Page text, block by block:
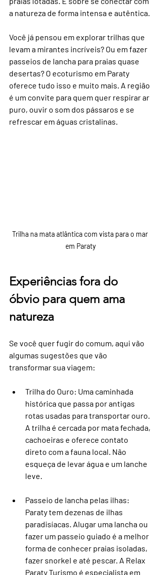
a natureza de forma intensa e autêntica.
Você já pensou em explorar trilhas que
levam a mirantes incríveis? Ou em fazer
passeios de lancha para praias quase
desertas? O ecoturismo em Paraty
oferece tudo isso e muito mais. A região
é um convite para quem quer respirar ar
puro, ouvir o som dos pássaros e se
refrescar em águas cristalinas.
Trilha na mata atlântica com vista para o mar
em Paraty
Experiências fora do
óbvio para quem ama
natureza
Se você quer fugir do comum, aqui vão
algumas sugestões que vão
transformar sua viagem:
Trilha do Ouro: Uma caminhada
histórica que passa por antigas
rotas usadas para transportar ouro.
A trilha é cercada por mata fechada,
cachoeiras e oferece contato
direto com a fauna local. Não
esqueça de levar água e um lanche
leve.
Passeio de lancha pelas ilhas:
Paraty tem dezenas de ilhas
paradisíacas. Alugar uma lancha ou
fazer um passeio guiado é a melhor
forma de conhecer praias isoladas,
fazer snorkel e até pescar. A Relax
Paraty Turismo é especialista em